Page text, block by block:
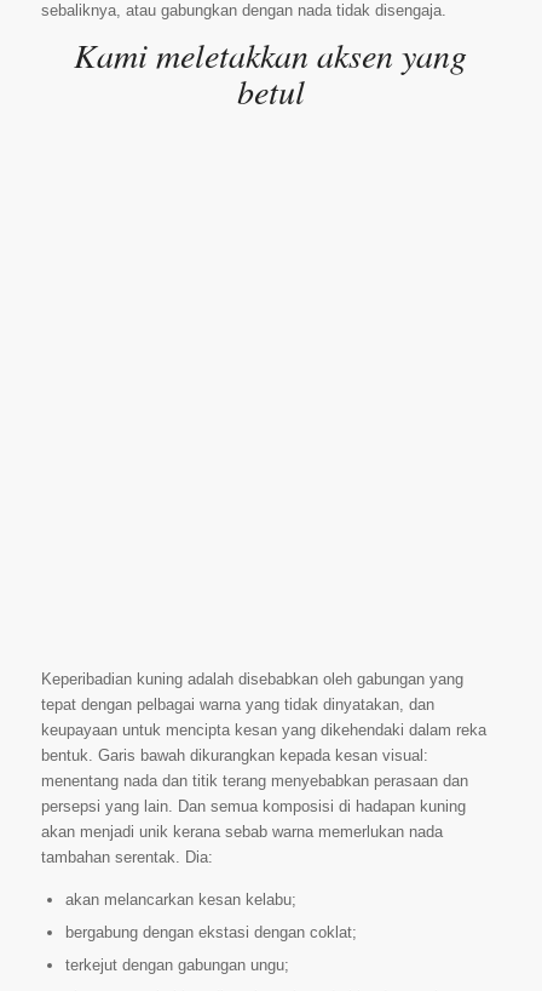
sebaliknya, atau gabungkan dengan nada tidak disengaja.
Kami meletakkan aksen yang
betul
Keperibadian kuning adalah disebabkan oleh gabungan yang
tepat dengan pelbagai warna yang tidak dinyatakan, dan
keupayaan untuk mencipta kesan yang dikehendaki dalam reka
bentuk. Garis bawah dikurangkan kepada kesan visual:
menentang nada dan titik terang menyebabkan perasaan dan
persepsi yang lain. Dan semua komposisi di hadapan kuning
akan menjadi unik kerana sebab warna memerlukan nada
tambahan serentak. Dia:
akan melancarkan kesan kelabu;
bergabung dengan ekstasi dengan coklat;
terkejut dengan gabungan ungu;